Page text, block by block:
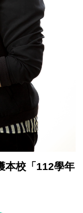
本校「112學年